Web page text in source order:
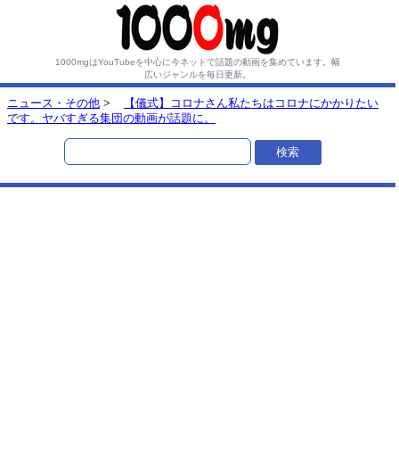
1000mgはYouTubeを中心に今ネットで話題の動画を集めています。 幅
広いジャンルを毎日更新。
ニュース・その他 >
【儀式】コロナさん私たちはコロナにかかりたい
です。ヤバすぎる集団の動画が話題に。